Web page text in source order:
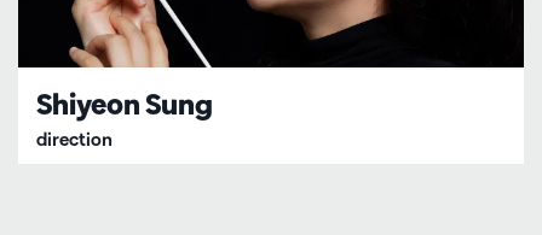
Shiyeon Sung
direction